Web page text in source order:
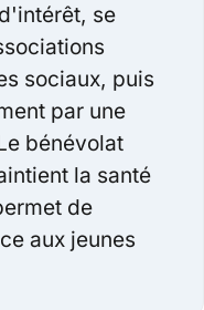
se
sociaux, puis
par une
bénévolat
la santé
de
aux jeunes